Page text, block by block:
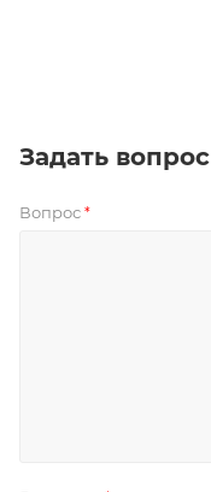
Задать вопрос
Вопрос *